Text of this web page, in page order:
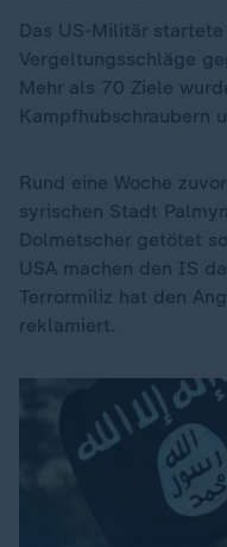
Das US-Militär
Vergeltungsschläge
Mehr als 70 Ziele
Kampfhubschraubern
Rund eine Woche
syrischen Stadt
Dolmetscher getötet
USA machen den IS
Terrormiliz hat den
reklamiert.